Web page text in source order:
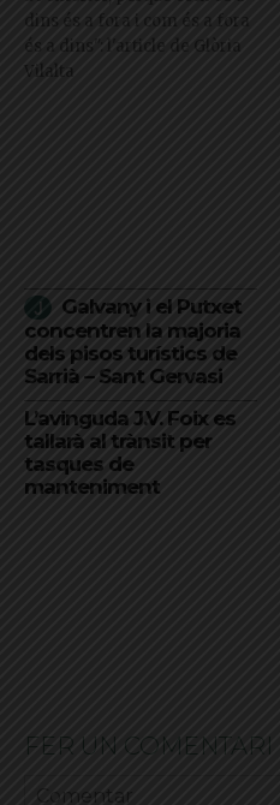
dins és a fora i com és a fora
és a dins": l'article de Glòria
Vilalta
Galvany i el Putxet
concentren la majoria
dels pisos turístics de
Sarrià – Sant Gervasi
L’avinguda J.V. Foix es
tallarà al trànsit per
tasques de
manteniment
FER UN COMENTARI